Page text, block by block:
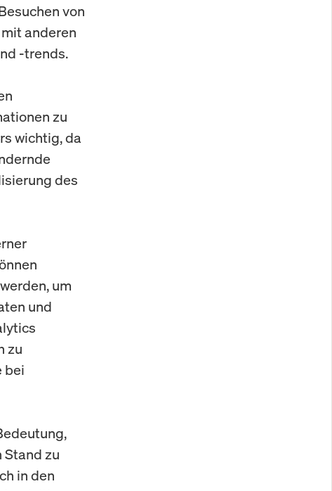
von
anderen
-trends.
zu
wichtig, da
des
um
und
zu
bei
zu
in den